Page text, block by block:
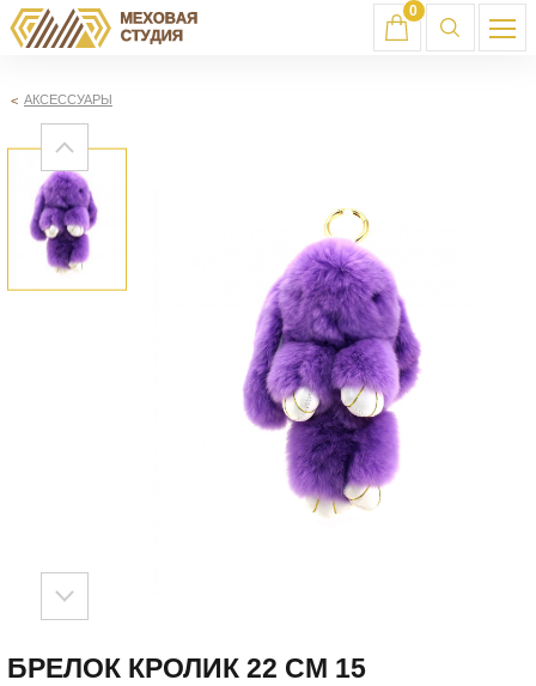
0
АКСЕССУАРЫ
БРЕЛОК КРОЛИК 22 СМ 15